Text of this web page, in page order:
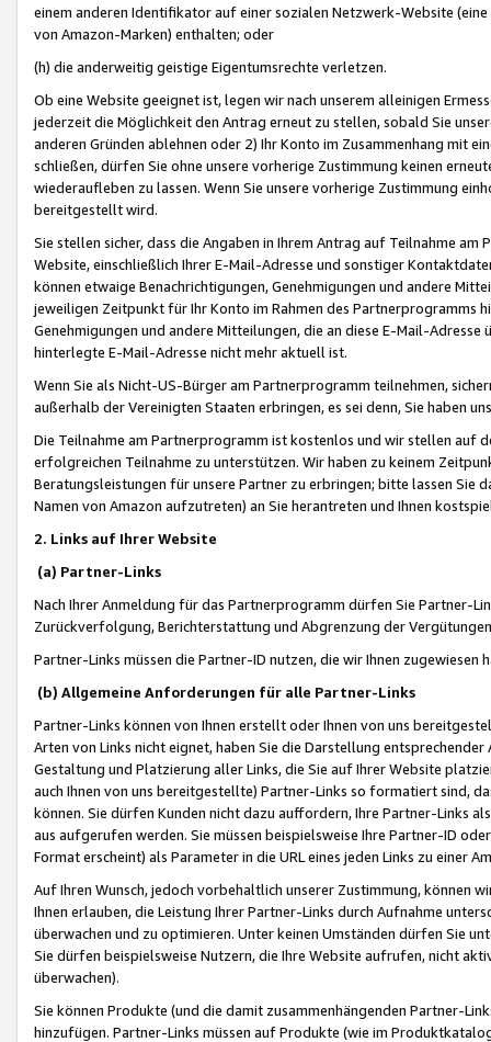
einem anderen Identifikator auf einer sozialen Netzwerk-Website
von Amazon-Marken) enthalten; oder
(h) die anderweitig geistige Eigentumsrechte verletzen.
Ob eine Website geeignet ist, legen wir nach unserem alleinigen
jederzeit die Möglichkeit den Antrag erneut zu stellen, sobald Sie
anderen Gründen ablehnen oder 2) Ihr Konto im Zusammenhang mit
schließen, dürfen Sie ohne unsere vorherige Zustimmung keinen
wiederaufleben zu lassen. Wenn Sie unsere vorherige Zustimmung
bereitgestellt wird.
Sie stellen sicher, dass die Angaben in Ihrem Antrag auf Teilnahme
Website, einschließlich Ihrer E-Mail-Adresse und sonstiger
können etwaige Benachrichtigungen, Genehmigungen und andere
jeweiligen Zeitpunkt für Ihr Konto im Rahmen des Partnerprogramms
Genehmigungen und andere Mitteilungen, die an diese E-Mail-
hinterlegte E-Mail-Adresse nicht mehr aktuell ist.
Wenn Sie als Nicht-US-Bürger am Partnerprogramm teilnehmen,
außerhalb der Vereinigten Staaten erbringen, es sei denn, Sie haben
Die Teilnahme am Partnerprogramm ist kostenlos und wir stellen auf
erfolgreichen Teilnahme zu unterstützen. Wir haben zu keinem
Beratungsleistungen für unsere Partner zu erbringen; bitte lassen Sie
Namen von Amazon aufzutreten) an Sie herantreten und Ihnen
2. Links auf Ihrer Website
(a) Partner-Links
Nach Ihrer Anmeldung für das Partnerprogramm dürfen Sie Partner-
Zurückverfolgung, Berichterstattung und Abgrenzung der
Partner-Links müssen die Partner-ID nutzen, die wir Ihnen zugewiesen
(b) Allgemeine Anforderungen für alle Partner-Links
Partner-Links können von Ihnen erstellt oder Ihnen von uns
Arten von Links nicht eignet, haben Sie die Darstellung
Gestaltung und Platzierung aller Links, die Sie auf Ihrer Website
auch Ihnen von uns bereitgestellte) Partner-Links so formatiert sind,
können. Sie dürfen Kunden nicht dazu auffordern, Ihre Partner-Links
aus aufgerufen werden. Sie müssen beispielsweise Ihre Partner-ID
Format erscheint) als Parameter in die URL eines jeden Links zu einer
Auf Ihren Wunsch, jedoch vorbehaltlich unserer Zustimmung, können
Ihnen erlauben, die Leistung Ihrer Partner-Links durch Aufnahme
überwachen und zu optimieren. Unter keinen Umständen dürfen Sie
Sie dürfen beispielsweise Nutzern, die Ihre Website aufrufen, nicht
überwachen).
Sie können Produkte (und die damit zusammenhängenden Partner-
hinzufügen. Partner-Links müssen auf Produkte (wie im